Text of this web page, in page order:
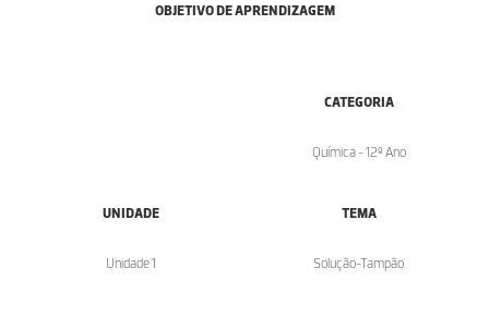
OBJETIVO DE APRENDIZAGEM
CATEGORIA
Química - 12º Ano
UNIDADE
Unidade 1
TEMA
Solução-Tampão